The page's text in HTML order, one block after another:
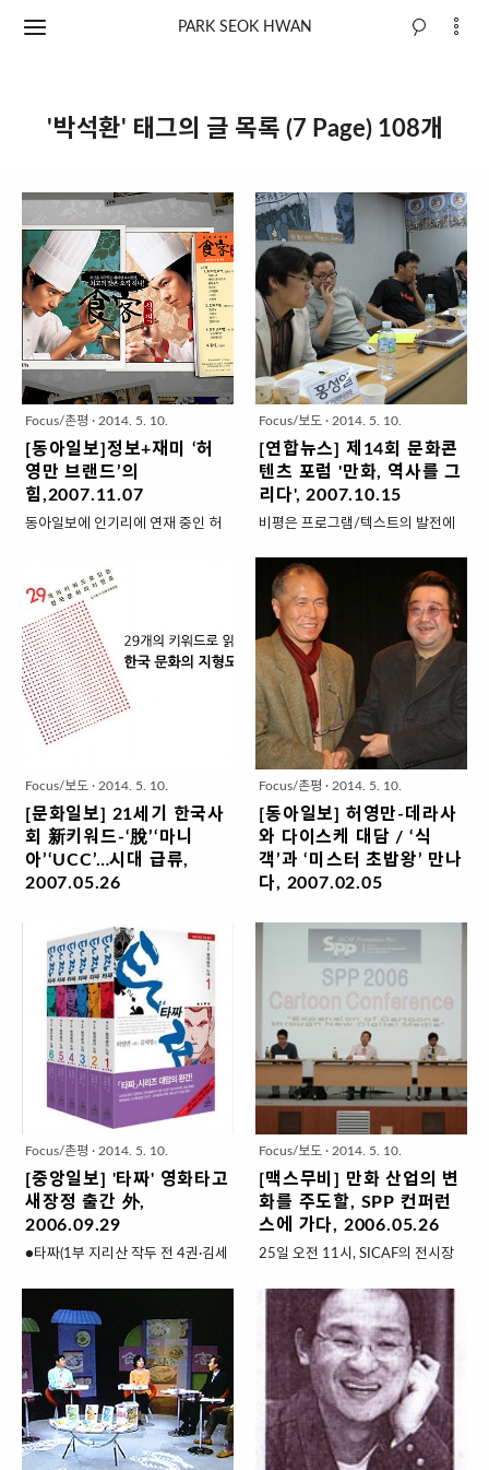
PARK SEOK HWAN
'박석환' 태그의 글 목록 (7 Page) 108개
Focus/촌평 · 2014. 5. 10.
[동아일보]정보+재미 ‘허
영만 브랜드’의
힘,2007.11.07
동아일보에 인기리에 연재 중인 허
옮긴 영화 ‘식객’이 지난 주말 박스
오피스 1위(전국 관객 51만 명)를
차지하면서 ‘허영만의 콘텐츠는 실
패하지 않는다’는 ‘불패 신화’를 이
어 가고 있다. 특히 가족 단위의 관
객이 많아 허 화백의 만화를 보고 자
란 팬인 30, 40대가 자녀를 데리고
극장으로 모이고 있다는 것이 제작
음식에 대한 철학과 다양한 사람의
쳐스가 김래원 남상미 주연의 드라
마로도 제작 중이다. 이 회사는 허
화백의 만화 ‘사랑해’도 안재욱 서지
혜 주연으로 드라마로 만들고 있다.
표는 “사실 영화는 전윤수 감독의
‘식객’인데 사람들은 ‘허영만의 식객
보러 가자..
Focus/보도 · 2014. 5. 10.
[연합뉴스] 제14회 문화콘
텐츠 포럼 '만화, 역사를 그
리다', 2007.10.15
비평은 프로그램/텍스트의 발전에
에 비춰볼 때, 현재 우리 사회의 미
디어 프로그램/텍스트 비평 담론은
매우 부진한 상태입니다. 활발히 이
루어지고 있는 영화 비평의 문화와
크게 대비된다. 여기에는 비평(가)의
전문성 부족이라는 약점도 지적될
수 있으나, 무엇보다 비평 담론, 비
평 공간의 부족이라는 근본 한계점
을 꼽지 않을 수 없다. 제작자와 학
자, 비평가, 시청자들 간 특정 프로
논의의 기회가 거의 없었다. 결국 표
피적 인상주의 비평과 일회적인 토
론, 그로 인한 제작진의 냉담한 반응
만 되풀이되어 왔다.에서는 이러한
화를 활성화하기 위해 을 정기적으
로 개최하고 있다. 제작자와 학자,
비평가, 문화활동가, 그..
Focus/보도 · 2014. 5. 10.
[문화일보] 21세기 한국사
회 新키워드-‘脫’‘마니
아’‘UCC’…시대 급류,
2007.05.26
열과 융합 21세기 한국은 지금 어디
로 흘러가고 있는 것일까. 눈이 핑핑
돌아갈 정도로 급변하는 디지털 시
대에 우리네 삶은 지금 세계사의 흐
름 어디에 위치하며, 어디로 가고 있
는지 불안하기조차 하다. 이 같은 불
안의 시대에 한국출판마케팅연구소
(소장 한기호)가 격주간 출판소식지
‘기획회의’ 200호를 기념, 특집으로
다룬 ‘키워드로 읽는 한국 문화의 지
출판산업의 동향을 읽는 수준을 뛰
어넘어 한국 문화, 나아가 한국 사회
가 현재 어떤 지점에 와 있으며, 앞
으로 어떻게 바뀔 것인지를 점검할
족’, ‘미술품 쇼핑’, ‘인터넷 만화’, ‘탈
(脫)민족’, ‘잘 죽음’..
Focus/촌평 · 2014. 5. 10.
[동아일보] 허영만-데라사
와 다이스케 대담 / ‘식
객’과 ‘미스터 초밥왕’ 만나
다, 2007.02.05
장 매웠던 것은 낙지볶음이었는데
뒤통수를 한 대 얻어맞은 느낌이었
습니다.”(데라사와 다이스케 씨) “일
본 음식에는 계란이 빠지지 않는 것
같아요. 일본에 함께 간 후배가 귀국
후 당분간 계란을 안 먹겠다고 할 정
도였습니다.”(허영만 씨) 본보에 인
기리에 연재 중인 만화 ‘식객’의 작
가 허영만(58) 씨와 ‘미스터 초밥
왕’의 작가 데라사와 다이스케(寺澤
구 안국동 주한일본대사관 공보문
화원에서 만났다. 이들의 만남은 일
본국제교류기금 한일 문화교류사업
의 하나로 마련됐다.‘식객’은 식 재
장인을 찾아 전국을 누비며 요리 비
법을 소개하는 작품. ‘미스터 초밥
왕’은 최고의 초밥 요리사를 꿈꾸는
소년 쇼타의 도전..
Focus/촌평 · 2014. 5. 10.
[중앙일보] '타짜' 영화타고
새장정 출간 外,
2006.09.29
●타짜(1부 지리산 작두 전 4권·김세
장정으로 재출간됐다. 우연한 기회
에 타짜의 길에 들어선 주인공이 전
국을 떠돌며 경험하게 되는 절절한
현실과 인간군상의 면면을 담았다.
서사적 구조와 심리묘사가 탁월한
도박 오디세이. 개정판 발간에 맞춰
두 작가와 영화 ‘타짜’의 최동훈 감
Focus/보도 · 2014. 5. 10.
[맥스무비] 만화 산업의 변
화를 주도할, SPP 컨퍼런
스에 가다, 2006.05.26
25일 오전 11시, SICAF의 전시장
분하고 엄숙한 분위기로 SPP 컨퍼
런스가 진행 되었다.박석환(만화 평
론가, (주)시공사 콘텐츠연구실장)씨
의 사회로 진행된 컨퍼런스에는 ‘새
로운 디지털 미디어 환경에 대한 만
화의 확장’이라는 주제를 통해 한,
중,일 아시아 3개국의 패널들이 참
가, 각 국의 만화 산업의 현황과 앞